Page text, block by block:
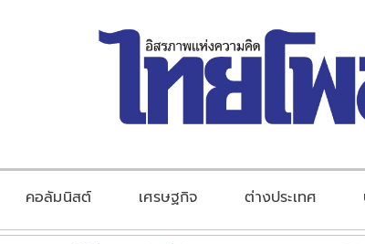
คอลัมนิสต์ เศรษฐกิจ ต่างประเทศ